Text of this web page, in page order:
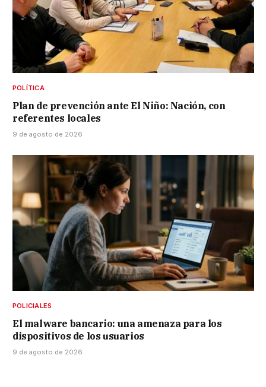
POLÍTICA
Plan de prevención ante El Niño: Nación, con
referentes locales
9 de agosto de 2026
POLICIALES
El malware bancario: una amenaza para los
dispositivos de los usuarios
9 de agosto de 2026